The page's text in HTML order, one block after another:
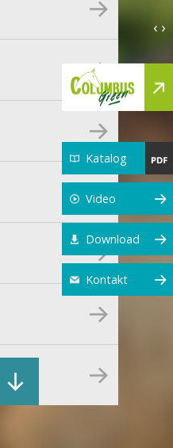
Katalog
Video
Download
Kontakt
‹ ›